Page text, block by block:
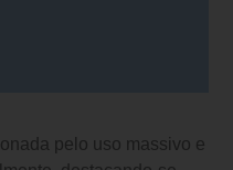
pelo uso massivo e